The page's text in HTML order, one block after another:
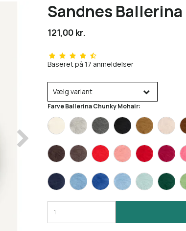
Sandnes
121,00 kr.
Baseret på 17 anmeldelser
Vælg variant
Farve Ballerina Chunky Mohair: